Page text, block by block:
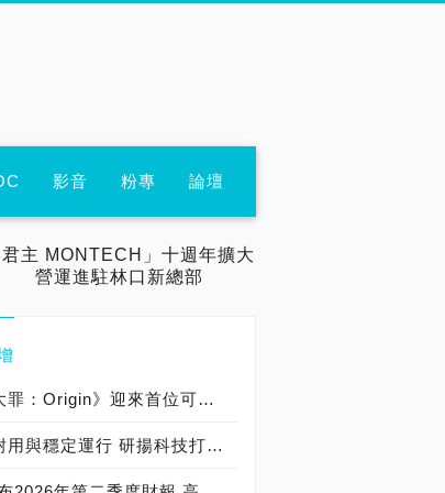
影音 粉專 論壇
君主 MONTECH」十週年擴大
營運進駐林口新總部
《七大罪：Origin》迎來首位可遊玩十誡角色「德里艾利」
聚焦耐用與穩定運行 研揚科技打造新一代 COM Express Type 6 模組